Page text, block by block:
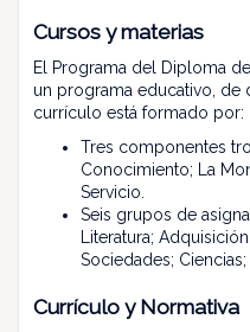
Cursos y materias
El Programa del Diploma
un programa educativo, de
currículo está formado por:
Tres componentes
Conocimiento; La
Servicio.
Seis grupos de
Literatura;
Sociedades; Ciencias;
Currículo y Normativa